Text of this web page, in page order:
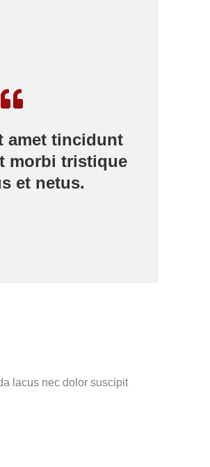
amet tincidunt
morbi tristique
et netus.
lacus nec dolor suscipit